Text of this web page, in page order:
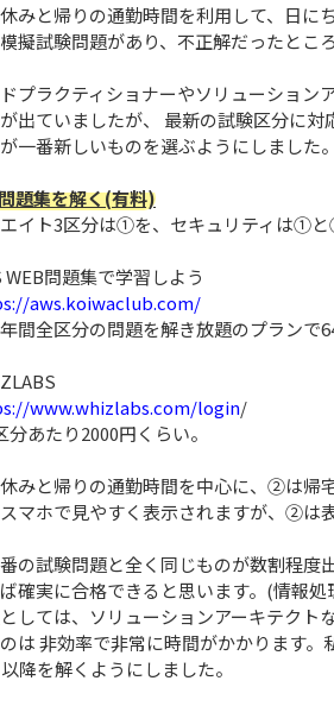
みと帰りの通勤時間を利用して、日に
擬試験問題があり、不正解だったとこ
プラクティショナーやソリューション
出ていましたが、 最新の試験区分に対
一番新しいものを選ぶようにしました。
題集を解く(有料)
イト3区分は①を、セキュリティは①と
問題集で学習しよう
aws.koiwaclub.com/
全区分の問題を解き放題のプランで
www.whizlabs.com/login/
あたり2000円くらい。
みと帰りの通勤時間を中心に、②は帰
マホで見やすく表示されますが、②は
の試験問題と全く同じものが数割程度
確実に合格できると思います。(情報
しては、ソリューションアーキテクト
は 非効率で非常に時間がかかります。
降を解くようにしました。